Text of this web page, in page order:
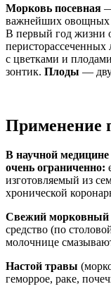
Морковь посевная
важнейших овощных
В первый год жизни
перисторассеченных
с цветками и
зонтик. Плоды —
Применение
В научной медицине
очень ограниченно:
изготовляемый из
хронической
Свежий морковный
средство (по
молочнице
Настой травы
геморрое, раке,